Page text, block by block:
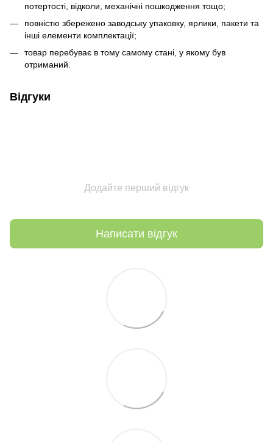
потертості, відколи, механічні пошкодження тощо;
повністю збережено заводську упаковку, ярлики, пакети та
інші елементи комплектації;
товар перебуває в тому самому стані, у якому був
отриманий.
Відгуки
Додайте перший відгук
Написати відгук